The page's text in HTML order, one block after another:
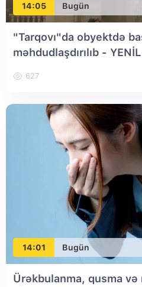
14:05 Bugün
"Tarqovı"da obyektdə
məhdudlaşdırılıb -
627
14:01 Bugün
Ürəkbulanma, qusma və